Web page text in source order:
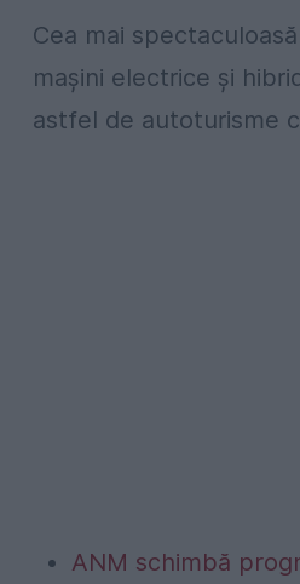
Cea mai
mașini electrice și
astfel de autoturisme
ANM schimbă